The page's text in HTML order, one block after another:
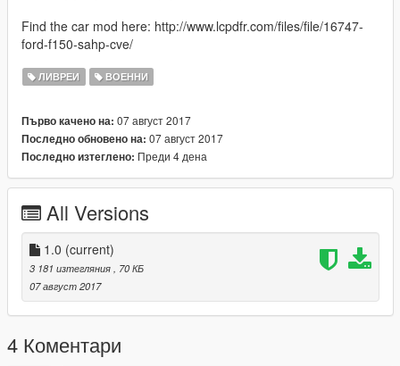
Find the car mod here: http://www.lcpdfr.com/files/file/16747-
ford-f150-sahp-cve/
ЛИВРЕИ ВОЕННИ
Първо качено на: 07 август 2017
Последно обновено на: 07 август 2017
Последно изтеглено: Преди 4 дена
All Versions
1.0 (current)
3 181 изтегляния
, 70 КБ
07 август 2017
4 Коментари